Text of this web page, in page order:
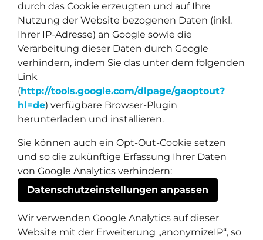
durch das Cookie erzeugten und auf Ihre
Nutzung der Website bezogenen Daten (inkl.
Ihrer IP-Adresse) an Google sowie die
Verarbeitung dieser Daten durch Google
verhindern, indem Sie das unter dem folgenden
Link
(http://tools.google.com/dlpage/gaoptout?
hl=de) verfügbare Browser-Plugin
herunterladen und installieren.
Sie können auch ein Opt-Out-Cookie setzen
und so die zukünftige Erfassung Ihrer Daten
von Google Analytics verhindern:
Datenschutzeinstellungen anpassen
Wir verwenden Google Analytics auf dieser
Website mit der Erweiterung „anonymizeIP“, so